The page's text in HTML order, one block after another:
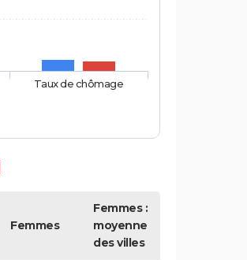
Taux de chômage
Femmes
Femmes :
moyenne
des villes